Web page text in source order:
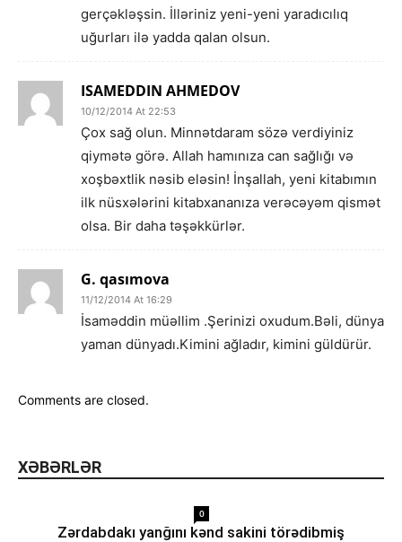
gerçəkləşsin. İlləriniz yeni-yeni yaradıcılıq
uğurları ilə yadda qalan olsun.
ISAMEDDIN AHMEDOV
10/12/2014 At 22:53
Çox sağ olun. Minnətdaram sözə verdiyiniz
qiymətə görə. Allah hamınıza can sağlığı və
xoşbəxtlik nəsib eləsin! İnşallah, yeni kitabımın
ilk nüsxələrini kitabxananıza verəcəyəm qismət
olsa. Bir daha təşəkkürlər.
G. qasımova
11/12/2014 At 16:29
İsaməddin müəllim .Şerinizi oxudum.Bəli, dünya
yaman dünyadı.Kimini ağladır, kimini güldürür.
Comments are closed.
XƏBƏRLƏR
0
Zərdabdakı yanğını kənd sakini törədibmiş